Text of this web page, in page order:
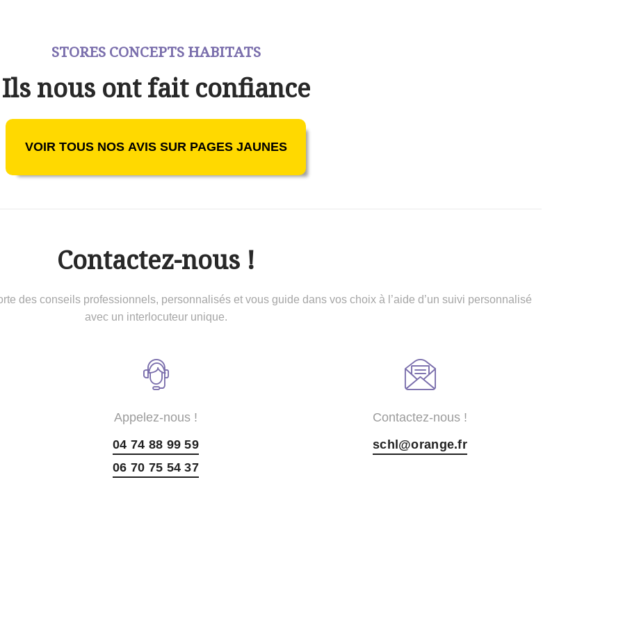
STORES CONCEPTS HABITATS
Ils nous ont fait confiance
VOIR TOUS NOS AVIS SUR PAGES JAUNES
Contactez-nous !
des conseils professionnels, personnalisés et vous guide dans vos choix à l’aide d’un suivi personnalisé
avec un interlocuteur unique.
Appelez-nous !
04 74 88 99 59
06 70 75 54 37
Contactez-nous !
schl@orange.fr